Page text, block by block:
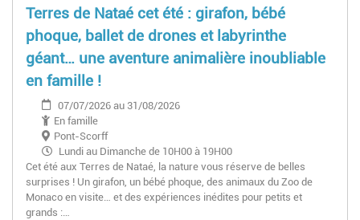
Terres de Nataé cet été : girafon, bébé
phoque, ballet de drones et labyrinthe
géant… une aventure animalière inoubliable
en famille !
07/07/2026 au 31/08/2026
En famille
Pont-Scorff
Lundi au Dimanche de 10H00 à 19H00
Cet été aux Terres de Nataé, la nature vous réserve de belles
surprises ! Un girafon, un bébé phoque, des animaux du Zoo de
Monaco en visite… et des expériences inédites pour petits et
grands :…